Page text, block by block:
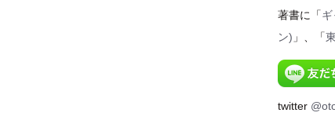
著書に「
ン) 」、「
twitter